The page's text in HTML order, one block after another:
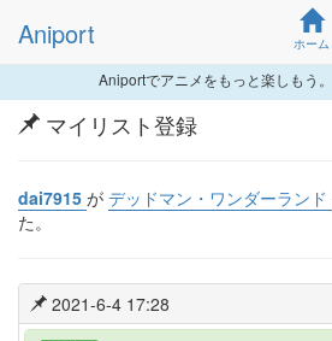
Aniport ホーム
Aniportでアニメをもっと楽しもう。
マイリスト登録
dai7915 が デッドマン・ワンダーランド
た。
2021-6-4 17:28